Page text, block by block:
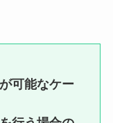
可能なケー